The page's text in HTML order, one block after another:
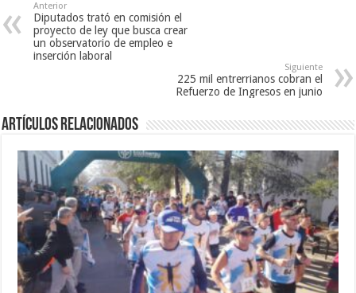
Anterior
Diputados trató en comisión el
proyecto de ley que busca crear
un observatorio de empleo e
inserción laboral
Siguiente
225 mil entrerrianos cobran el
Refuerzo de Ingresos en junio
Artículos Relacionados